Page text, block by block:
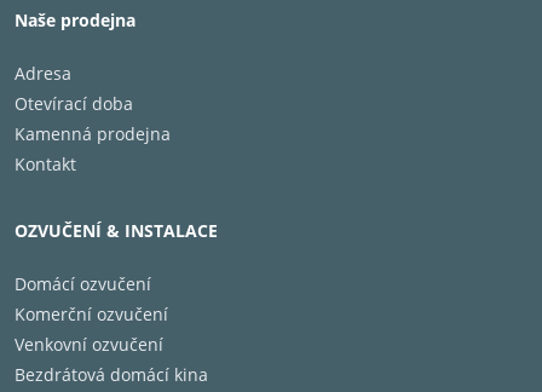
Jmenovitý výkon
Vstupy
Hmotnost
Barva
Naše prodejna
Adresa
Otevírací doba
Kamenná prodejna
Kontakt
OZVUČENÍ & INSTALACE
Domácí ozvučení
Komerční ozvučení
Venkovní ozvučení
Bezdrátová domácí kina